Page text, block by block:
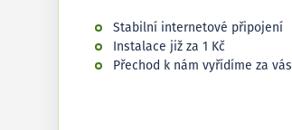
Stabilní internetové připojení
Instalace již za 1 Kč
Přechod k nám vyřídíme za vás